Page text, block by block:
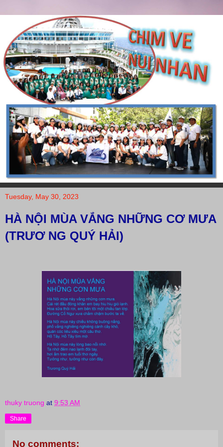
Tuesday, May 30, 2023
HÀ NỘI MÙA VẮNG NHỮNG CƠ MƯA
(TRƯƠ NG QUÝ HẢI)
thuky truong at 9:53 AM
Share
No comments: